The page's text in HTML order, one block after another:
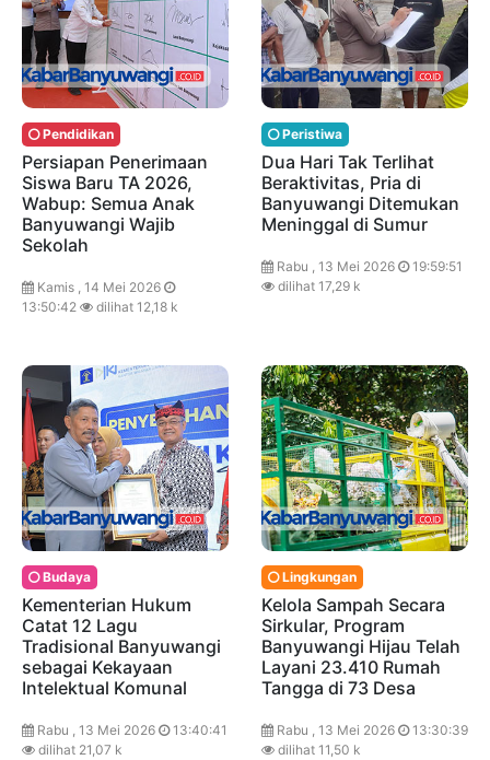
Pendidikan
Persiapan Penerimaan
Siswa Baru TA 2026,
Wabup: Semua Anak
Banyuwangi Wajib
Sekolah
Kamis , 14 Mei 2026
13:50:42
dilihat 12,18 k
Peristiwa
Dua Hari Tak Terlihat
Beraktivitas, Pria di
Banyuwangi Ditemukan
Meninggal di Sumur
Rabu , 13 Mei 2026
19:59:51
dilihat 17,29 k
Budaya
Kementerian Hukum
Catat 12 Lagu
Tradisional Banyuwangi
sebagai Kekayaan
Intelektual Komunal
Rabu , 13 Mei 2026
13:40:41
dilihat 21,07 k
Lingkungan
Kelola Sampah Secara
Sirkular, Program
Banyuwangi Hijau Telah
Layani 23.410 Rumah
Tangga di 73 Desa
Rabu , 13 Mei 2026
13:30:39
dilihat 11,50 k